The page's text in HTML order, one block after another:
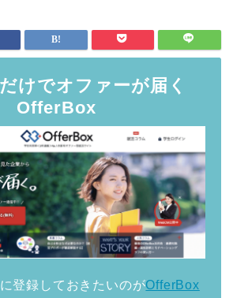
けでオファーが届く
OfferBox
登録しておきたいのがOfferBox